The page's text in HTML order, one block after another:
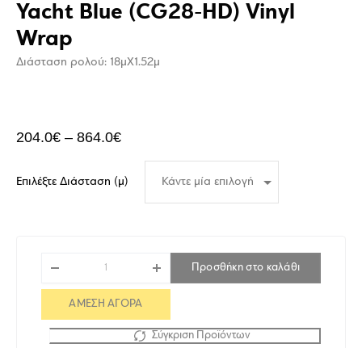
Yacht Blue (CG28-HD) Vinyl
Wrap
Διάσταση ρολού: 18μΧ1.52μ
204.0€ – 864.0€
Επιλέξτε Διάσταση (μ)
Προσθήκη στο καλάθι
ΑΜΕΣΗ ΑΓΟΡΑ
Σύγκριση Προϊόντων